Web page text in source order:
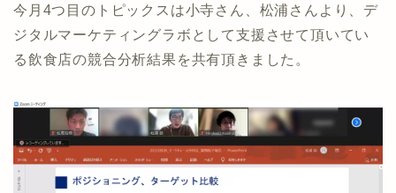
今月4つ目のトピックスは小寺さん、松浦さんより、デ
ジタルマーケティングラボとして支援させて頂いてい
る飲食店の競合分析結果を共有頂きました。